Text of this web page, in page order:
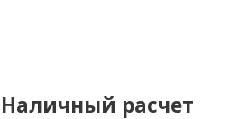
Наличный расчет